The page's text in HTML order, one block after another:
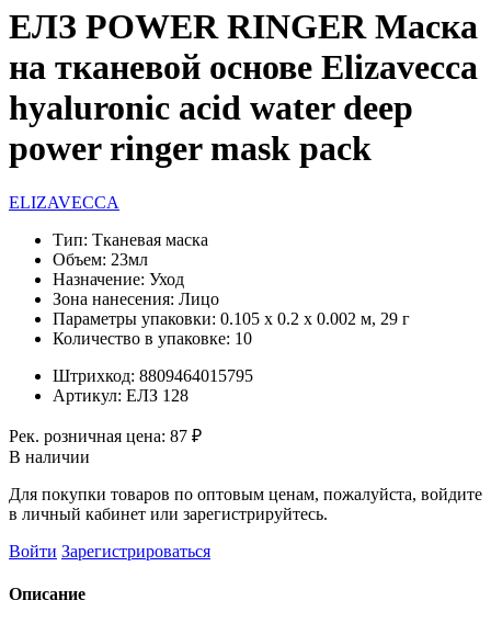
ЕЛЗ POWER RINGER Маска
на тканевой основе Elizavecca
hyaluronic acid water deep
power ringer mask pack
ELIZAVECCA
Тип: Тканевая маска
Объем: 23мл
Назначение: Уход
Зона нанесения: Лицо
Параметры упаковки: 0.105 x 0.2 x 0.002 м, 29 г
Количество в упаковке: 10
Штрихкод: 8809464015795
Артикул: ЕЛЗ 128
Рек. розничная цена: 87 ₽
В наличии
Для покупки товаров по оптовым ценам, пожалуйста, войдите
в личный кабинет или зарегистрируйтесь.
Войти Зарегистрироваться
Описание